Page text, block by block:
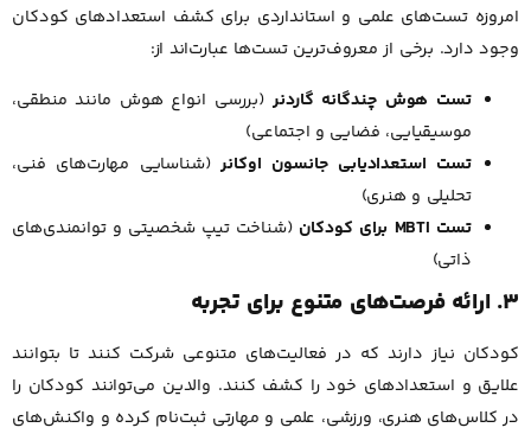
امروزه تست‌های علمی و استانداردی برای کشف استعدادهای کودکان
وجود دارد. برخی از معروف‌ترین تست‌ها عبارت‌اند از:
تست هوش چندگانه گاردنر(بررسی انواع هوش مانند منطقی،
موسیقیایی، فضایی و اجتماعی)
تست استعدادیابی جانسون اوکانر(شناسایی مهارت‌های فنی،
تحلیلی و هنری)
تست MBTI برای کودکان
(شناخت تیپ شخصیتی و توانمندی‌های
ذاتی)
۳. ارائه فرصت‌های متنوع برای تجربه
کودکان نیاز دارند که در فعالیت‌های متنوعی شرکت کنند تا بتوانند
علایق و استعدادهای خود را کشف کنند. والدین می‌توانند کودکان را
در کلاس‌های هنری، ورزشی، علمی و مهارتی ثبت‌نام کرده و واکنش‌های